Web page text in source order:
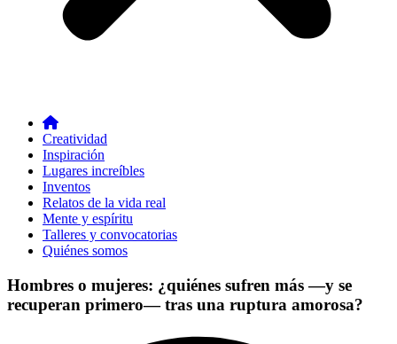
Creatividad
Inspiración
Lugares increíbles
Inventos
Relatos de la vida real
Mente y espíritu
Talleres y convocatorias
Quiénes somos
Hombres o mujeres: ¿quiénes sufren más —y se
recuperan primero— tras una ruptura amorosa?